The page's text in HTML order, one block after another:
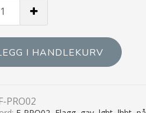
I HANDLEKURV
PRO02